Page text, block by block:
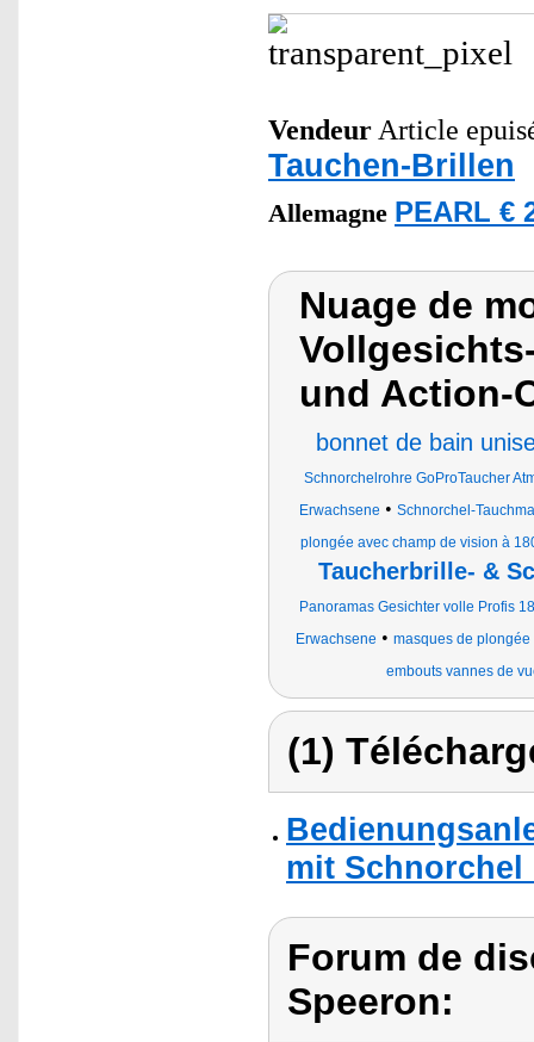
Vendeur Article
Tauchen-Brillen
Allemagne PEARL €
Nuage de
und Action-
bonnet de bain
Schnorchelrohre GoProTaucher
Erwachsene • Schnorchel-
plongée avec champ de vision à
Taucherbrille- &
Panoramas Gesichter volle Profis
Erwachsene • masques de plongée
embouts vannes de
(1)
mit Schnorchel
Forum de
Speeron: